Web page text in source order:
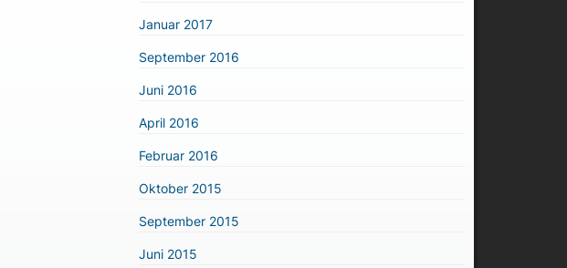
Januar 2017
September 2016
Juni 2016
April 2016
Februar 2016
Oktober 2015
September 2015
Juni 2015